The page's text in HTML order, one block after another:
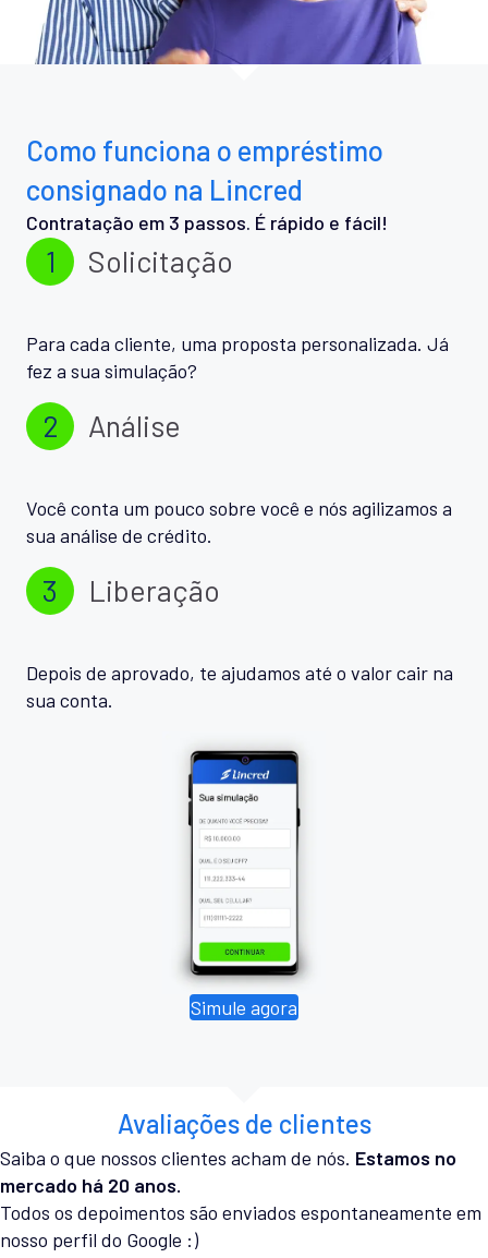
Como funciona o empréstimo
consignado na Lincred
Contratação em 3 passos. É rápido e fácil!
1 Solicitação
Para cada cliente, uma proposta personalizada. Já
fez a sua simulação?
2 Análise
Você conta um pouco sobre você e nós agilizamos a
sua análise de crédito.
3 Liberação
Depois de aprovado, te ajudamos até o valor cair na
sua conta.
Simule agora
Avaliações de clientes
Saiba o que nossos clientes acham de nós. Estamos no
mercado há 20 anos.
Todos os depoimentos são enviados espontaneamente em
nosso perfil do Google :)